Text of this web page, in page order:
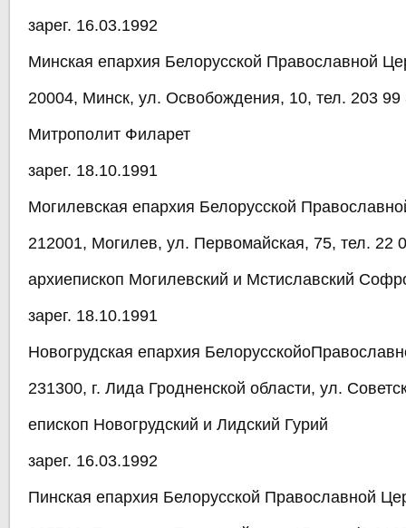
зарег. 16.03.1992
Минская епархия Белорусской Православной
20004, Минск, ул. Освобождения, 10, тел. 203 99
Митрополит Филарет
зарег. 18.10.1991
Могилевская епархия Белорусской
212001, Могилев, ул. Первомайская, 75, тел. 22
архиепископ Могилевский и Мстиславский
зарег. 18.10.1991
Новогрудская епархия
231300, г. Лида Гродненской области, ул.
епископ Новогрудский и Лидский Гурий
зарег. 16.03.1992
Пинская епархия Белорусской Православной